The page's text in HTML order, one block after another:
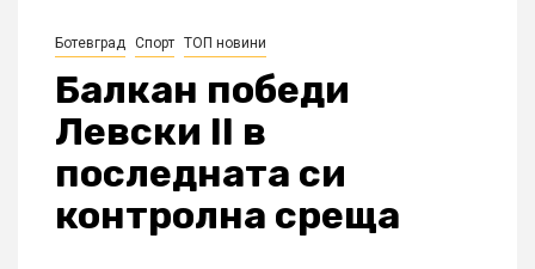
Ботевград Спорт ТОП новини
Балкан победи
Левски II в
последната си
контролна среща